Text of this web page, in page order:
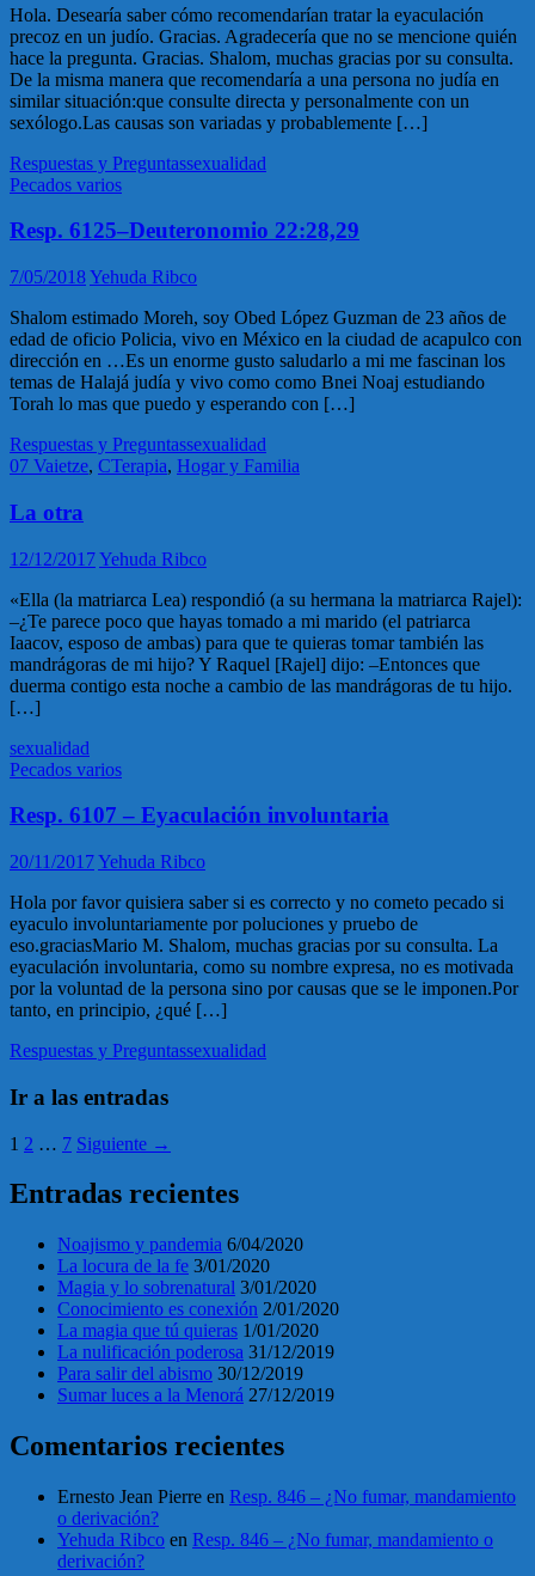
Hola. Desearía saber cómo recomendarían tratar la eyaculación
precoz en un judío. Gracias. Agradecería que no se mencione quién
hace la pregunta. Gracias. Shalom, muchas gracias por su consulta.
De la misma manera que recomendaría a una persona no judía en
similar situación:que consulte directa y personalmente con un
sexólogo.Las causas son variadas y probablemente […]
Respuestas y Preguntassexualidad
Pecados varios
Resp. 6125–Deuteronomio 22:28,29
7/05/2018Yehuda Ribco
Shalom estimado Moreh, soy Obed López Guzman de 23 años de
edad de oficio Policia, vivo en México en la ciudad de acapulco con
dirección en …Es un enorme gusto saludarlo a mi me fascinan los
temas de Halajá judía y vivo como como Bnei Noaj estudiando
Torah lo mas que puedo y esperando con […]
Respuestas y Preguntassexualidad
07 Vaietze, CTerapia, Hogar y Familia
La otra
12/12/2017Yehuda Ribco
«Ella (la matriarca Lea) respondió (a su hermana la matriarca Rajel):
–¿Te parece poco que hayas tomado a mi marido (el patriarca
Iaacov, esposo de ambas) para que te quieras tomar también las
mandrágoras de mi hijo? Y Raquel [Rajel] dijo: –Entonces que
duerma contigo esta noche a cambio de las mandrágoras de tu hijo.
[…]
sexualidad
Pecados varios
Resp. 6107 – Eyaculación involuntaria
20/11/2017Yehuda Ribco
Hola por favor quisiera saber si es correcto y no cometo pecado si
eyaculo involuntariamente por poluciones y pruebo de
eso.graciasMario M. Shalom, muchas gracias por su consulta. La
eyaculación involuntaria, como su nombre expresa, no es motivada
por la voluntad de la persona sino por causas que se le imponen.Por
tanto, en principio, ¿qué […]
Respuestas y Preguntassexualidad
Ir a las entradas
1 2 … 7 Siguiente →
Entradas recientes
Noajismo y pandemia 6/04/2020
La locura de la fe 3/01/2020
Magia y lo sobrenatural 3/01/2020
Conocimiento es conexión 2/01/2020
La magia que tú quieras 1/01/2020
La nulificación poderosa 31/12/2019
Para salir del abismo 30/12/2019
Sumar luces a la Menorá 27/12/2019
Comentarios recientes
Ernesto Jean Pierre en Resp. 846 – ¿No fumar, mandamiento
o derivación?
Yehuda Ribco en Resp. 846 – ¿No fumar, mandamiento o
derivación?